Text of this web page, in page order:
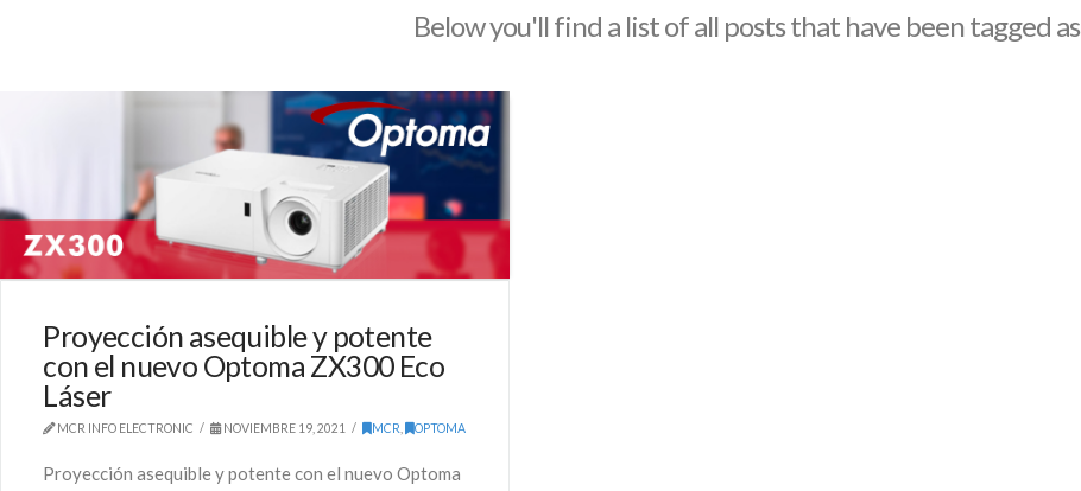
Below you'll find a list of all posts that have been tagged as
Proyección asequible y potente
con el nuevo Optoma ZX300 Eco
Láser
MCR INFO ELECTRONIC NOVIEMBRE 19, 2021 MCR , OPTOMA
Proyección asequible y potente con el nuevo Optoma